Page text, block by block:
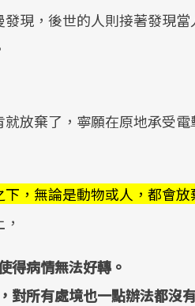
現，後世的人則接著發現當
放棄了，寧願在原地承受電
，無論是動物或人，都會
得病情無法好轉。
對所有處境也一點辦法都沒